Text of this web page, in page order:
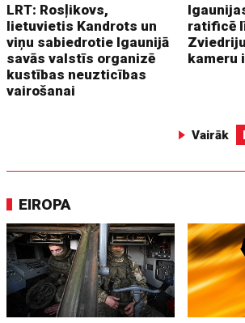
LRT: Rosļikovs,
lietuvietis Kandrots un
viņu sabiedrotie Igaunijā
savās valstīs organizē
kustības neuzticības
vairošanai
ratificē
kameru
Vairāk
EIROPA